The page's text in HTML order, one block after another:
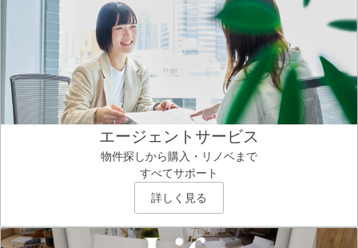
エージェントサービス
物件探しから購入・リノベまで
すべてサポート
詳しく見る